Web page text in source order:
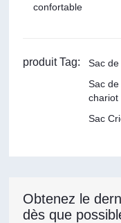
confortable
produit Tag:
Sac
Sac
chariot
Sac
Obtenez le
dès que